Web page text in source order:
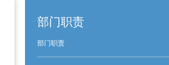
部门职责
部门职责